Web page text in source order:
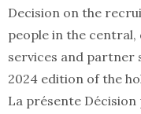
Decision on the
people in the
services and partner
2024 edition of the
La présente